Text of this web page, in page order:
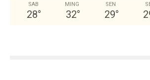
SAB
28°
MING
32°
SEN
29°